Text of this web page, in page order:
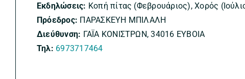
Εκδηλώσεις: Κοπή πίτας (Φεβρουάριος), Χορός
Πρόεδρος: ΠΑΡΑΣΚΕΥΗ ΜΠΙΛΑΛΗ
Διεύθυνση: ΓΑΪΑ ΚΟΝΙΣΤΡΩΝ, 34016 ΕΥΒΟΙΑ
Τηλ: 6973717464